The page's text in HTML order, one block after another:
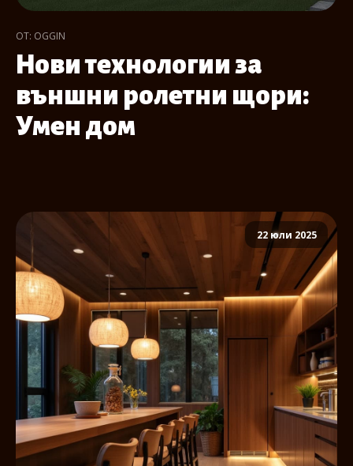
ОТ: OGGIN
Нови технологии за
външни ролетни щори:
Умен дом
22 юли 2025